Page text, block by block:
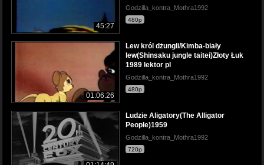
45:27
Godzilla_kontra_Mothra1992
480p
01:06:26
Lew król dżungli/Kimba-biały
lew(Shinsaku jungle taitei)Złoty Łuk
1989 lektor pl
Godzilla_kontra_Mothra1992
480p
Ludzie Aligatory(The Alligator
People)1959
Godzilla_kontra_Mothra1992
720p